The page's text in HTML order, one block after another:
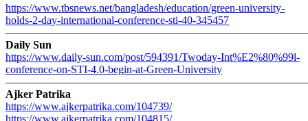
https://www.tbsnews.net/bangladesh/education/green-university-
holds-2-day-international-conference-sti-40-345457
Daily Sun
https://www.daily-sun.com/post/594391/Twoday-Int%E2%80%99l-
conference-on-STI-4.0-begin-at-Green-University
Ajker Patrika
https://www.ajkerpatrika.com/104739/